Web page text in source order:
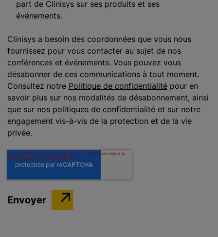
part de Clinisys sur ses produits et ses
événements.
Clinisys a besoin des coordonnées que vous nous
fournissez pour vous contacter au sujet de nos
conférences et événements. Vous pouvez vous
désabonner de ces communications à tout moment.
Consultez notre Politique de confidentialité pour en
savoir plus sur nos modalités de désabonnement, ainsi
que sur nos politiques de confidentialité et sur notre
engagement vis-à-vis de la protection et de la vie
privée.